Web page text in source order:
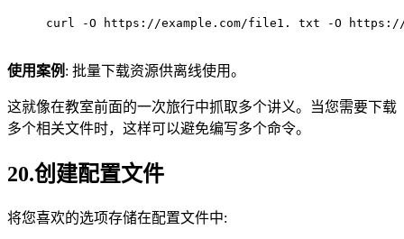
curl -O https://example.com/file1. txt -O
使用案例 : 批量下载资源供离线使用。
这就像在教室前面的一次旅行中抓取多个讲义。当您需要下载
多个相关文件时，这样可以避免编写多个命令。
20.创建配置文件
将您喜欢的选项存储在配置文件中: